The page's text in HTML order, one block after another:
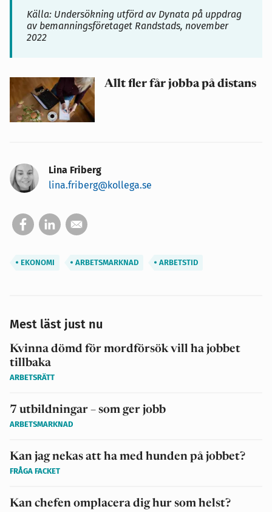
Källa: Undersökning utförd av Dynata på uppdrag
av bemanningsföretaget Randstads, november
2022
Allt fler får jobba på distans
Lina Friberg
lina.friberg@kollega.se
EKONOMI ARBETSMARKNAD ARBETSTID
Mest läst just nu
Kvinna dömd för mordförsök vill ha jobbet
tillbaka
ARBETSRÄTT
7 utbildningar – som ger jobb
ARBETSMARKNAD
Kan jag nekas att ha med hunden på jobbet?
FRÅGA FACKET
Kan chefen omplacera dig hur som helst?